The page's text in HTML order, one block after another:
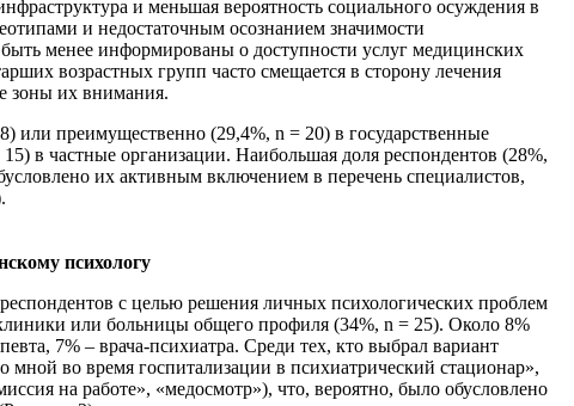
и меньшая вероятность социального осуждения в
и недостаточным осознанием значимости
менее информированы о доступности услуг медицинских
возрастных групп часто смещается в сторону лечения
зоны их внимания.
или преимущественно (29,4%, n = 20) в государственные
в частные организации. Наибольшая доля респондентов (28%,
их активным включением в перечень специалистов,
психологу
с целью решения личных психологических проблем
или больницы общего профиля (34%, n = 25). Около 8%
7% – врача-психиатра. Среди тех, кто выбрал вариант
мной во время госпитализации в психиатрический стационар»,
на работе», «медосмотр»), что, вероятно, было обусловлено